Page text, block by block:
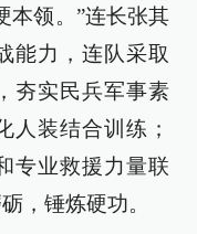
本领。”连长张其
能力，连队采取
夯实民兵军事素
人装结合训练；
专业救援力量联
，锤炼硬功。